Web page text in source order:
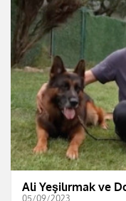
Ali Yeşilırmak ve
05/09/2023